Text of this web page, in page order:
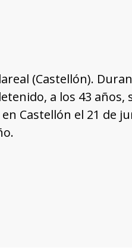
(Castellón).
a los 43 años,
Castellón el 21 de